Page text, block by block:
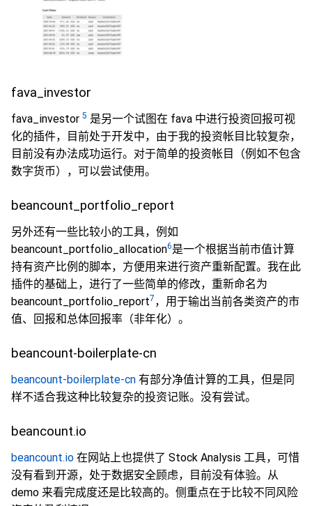
fava_investor
fava_investor 5 是另一个试图在 fava 中进行投资回报可视
化的插件，目前处于开发中，由于我的投资帐目比较复杂，
目前没有办法成功运行。对于简单的投资帐目（例如不包含
数字货币），可以尝试使用。
beancount_portfolio_report
另外还有一些比较小的工具，例如
beancount_portfolio_allocation6是一个根据当前市值计算
持有资产比例的脚本，方便用来进行资产重新配置。我在此
插件的基础上，进行了一些简单的修改，重新命名为
beancount_portfolio_report7 ，用于输出当前各类资产的市
值、回报和总体回报率（非年化）。
beancount-boilerplate-cn
beancount-boilerplate-cn 有部分净值计算的工具，但是同
样不适合我这种比较复杂的投资记账。没有尝试。
beancount.io
beancount.io 在网站上也提供了 Stock Analysis 工具，可惜
没有看到开源，处于数据安全顾虑，目前没有体验。从
demo 来看完成度还是比较高的。侧重点在于比较不同风险